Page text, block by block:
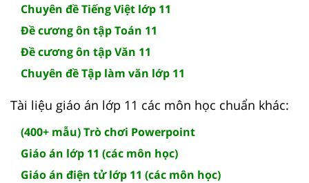
Chuyên đề Tiếng Việt lớp 11
Đề cương ôn tập Toán 11
Đề cương ôn tập Văn 11
Chuyên đề Tập làm văn lớp 11
Tài liệu giáo án lớp 11 các môn học chuẩn khác:
(400+ mẫu) Trò chơi Powerpoint
Giáo án lớp 11 (các môn học)
Giáo án điện tử lớp 11 (các môn học)